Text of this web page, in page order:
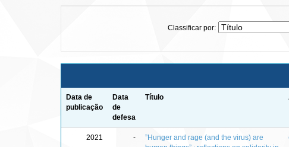
Classificar por:
Data de
publicação
Data
de
defesa
Título
2021 -
”Hunger and rage (and the virus) are